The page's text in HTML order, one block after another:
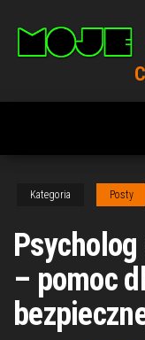
treści
Kategoria Posty
– pomoc